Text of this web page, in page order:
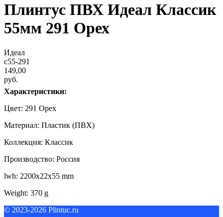
Плинтус ПВХ Идеал Классик
55мм 291 Орех
Идеал
c55-291
149,00
руб.
Характеристики:
Цвет: 291 Орех
Материал: Пластик (ПВХ)
Коллекция: Классик
Производство: Россия
lwh: 2200x22x55 mm
Weight: 370 g
© 2023-2026 Plintuc.ru